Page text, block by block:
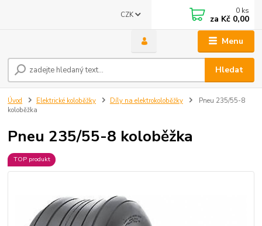
Menu
CZK
Hledat
0 ks
za Kč 0,00
Úvod Elektrické koloběžky Díly na elektrokoloběžky
Pneu 235/55-8
koloběžka
Pneu 235/55-8 koloběžka
TOP produkt